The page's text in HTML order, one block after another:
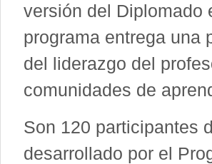
versión del Diplomado
programa entrega una
del liderazgo del
comunidades de
Son 120 participantes
desarrollado por el